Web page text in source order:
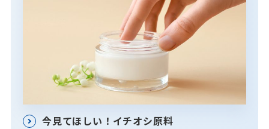
今見てほしい！イチオシ原料